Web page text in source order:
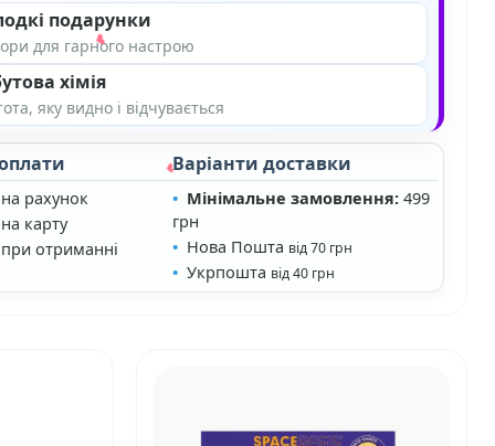
подарунки
для гарного настрою
хімія
яку видно і відчувається
рахунок
карту
отриманні
Варіанти доставки
Мінімальне замовлення:499
грн
Нова Пошта від 70 грн
Укрпошта від 40 грн